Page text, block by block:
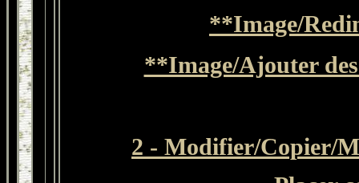
**Image/
**Image/Ajouter
2 - Modifier/Copier/